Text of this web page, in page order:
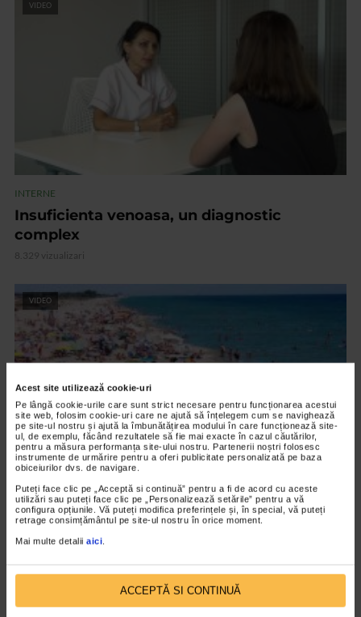
Acest site utilizează cookie-uri
Pe lângă cookie-urile care sunt strict necesare pentru funcționarea acestui
site web, folosim cookie-uri care ne ajută să înțelegem cum se navighează
pe site-ul nostru și ajută la îmbunătățirea modului în care funcționează site-
ul, de exemplu, făcând rezultatele să fie mai exacte în cazul căutărilor,
pentru a măsura performanța site-ului nostru. Partenerii noștri folosesc
instrumente de urmărire pentru a oferi publicitate personalizată pe baza
obiceiurilor dvs. de navigare.
Puteți face clic pe „Acceptă si continuă” pentru a fi de acord cu aceste
utilizări sau puteți face clic pe „Personalizează setările” pentru a vă
configura opțiunile. Vă puteți modifica preferințele și, în special, vă puteți
retrage consimțământul pe site-ul nostru în orice moment.
Mai multe detalii aici
ACCEPTĂ SI CONTINUĂ
VIDEO
INTERNE
Insuficienta venoasa, un diagnostic
complex
8.329 vizualizari
VIDEO
INTERNE
Insolatia
VIDEO